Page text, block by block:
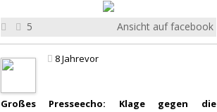
5 Ansicht auf facebook
8 Jahrevor
Großes Presseecho: Klage gegen die